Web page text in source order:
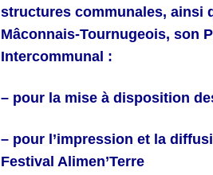
structures communales, ainsi
Mâconnais-Tournugeois, son
Intercommunal :
– pour la mise à disposition
– pour l’impression et la
Festival Alimen’Terre